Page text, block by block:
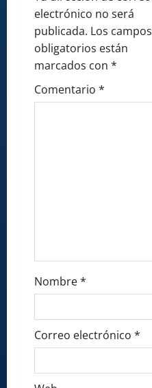
t
i
o
electrónico no será
publicada. Los campos
obligatorios están
marcados con *
Comentario *
Nombre*
Correo electrónico *